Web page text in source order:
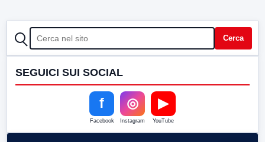
CERCA Cerca
SEGUICI SUI SOCIAL
f
Facebook
◎
Instagram
▶
YouTube